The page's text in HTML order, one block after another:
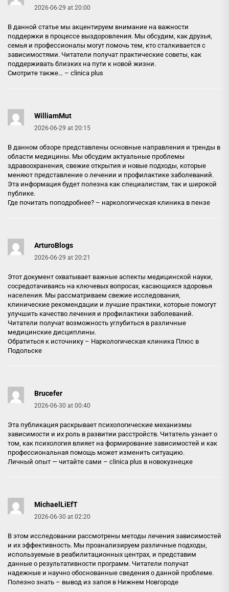
2026-06-29 at 20:00
В данной статье мы акцентируем внимание на важности
поддержки в процессе выздоровления. Мы обсудим, как друзья,
семья и профессионалы могут помочь тем, кто сталкивается с
зависимостями. Читатели получат практические советы, как
поддерживать близких на пути к новой жизни.
Смотрите также… – clinica plus
WilliamMut
2026-06-29 at 20:15
В данном обзоре представлены основные направления и тренды в
области медицины. Мы обсудим актуальные проблемы
здравоохранения, свежие открытия и новые подходы, которые
меняют представление о лечении и профилактике заболеваний.
Эта информация будет полезна как специалистам, так и широкой
публике.
Где почитать поподробнее? – наркологическая клиника в пензе
ArturoBlogs
2026-06-29 at 20:21
Этот документ охватывает важные аспекты медицинской науки,
сосредотачиваясь на ключевых вопросах, касающихся здоровья
населения. Мы рассматриваем свежие исследования,
клинические рекомендации и лучшие практики, которые помогут
улучшить качество лечения и профилактики заболеваний.
Читатели получат возможность углубиться в различные
медицинские дисциплины.
Обратиться к источнику – Наркологическая клиника Плюс в
Подольске
Brucefer
2026-06-30 at 00:40
Эта публикация раскрывает психологические механизмы
зависимости и их роль в развитии расстройств. Читатель узнает о
том, как психология влияет на формирование зависимостей и как
профессиональная помощь может изменить ситуацию.
Личный опыт — читайте сами – clinica plus в новокузнецке
MichaelLiEfT
2026-06-30 at 02:20
В этом исследовании рассмотрены методы лечения зависимостей
и их эффективность. Мы проанализируем различные подходы,
используемые в реабилитационных центрах, и представим
данные о результативности программ. Читатели получат
надежные и научно обоснованные сведения о данной проблеме.
Полезно знать – вывод из запоя в Нижнем Новгороде